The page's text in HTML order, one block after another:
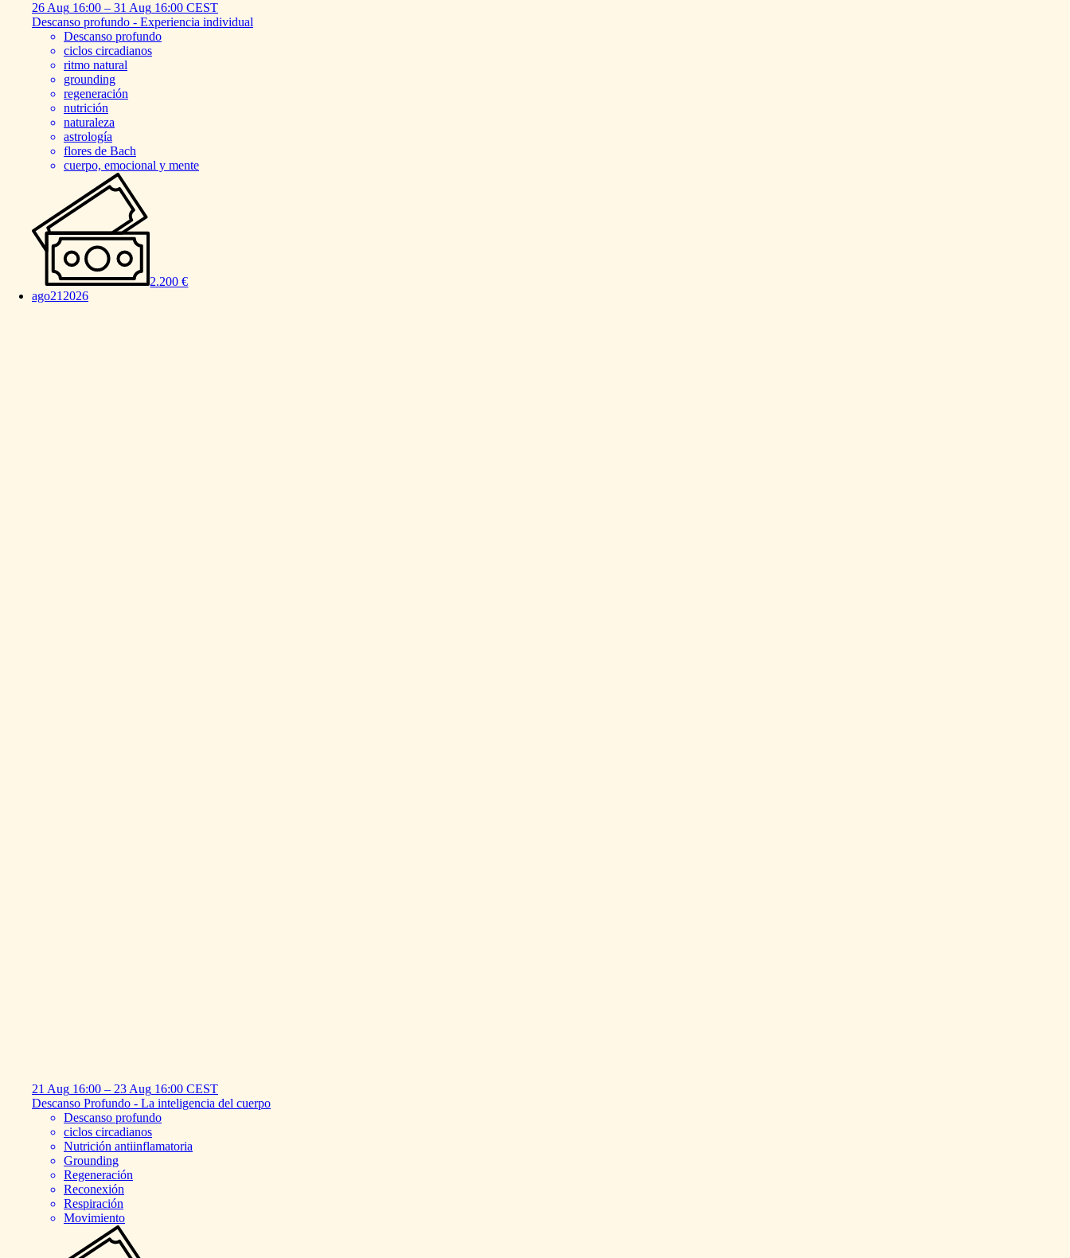
26 Aug 16:00 – 31 Aug 16:00 CEST
Descanso profundo - Experiencia individual
Descanso profundo
ciclos circadianos
ritmo natural
grounding
regeneración
nutrición
naturaleza
astrología
flores de Bach
cuerpo, emocional y mente
2.200 €
ago21 2026
21 Aug 16:00 – 23 Aug 16:00 CEST
Descanso Profundo - La inteligencia del cuerpo
Descanso profundo
ciclos circadianos
Nutrición antiinflamatoria
Grounding
Regeneración
Reconexión
Respiración
Movimiento